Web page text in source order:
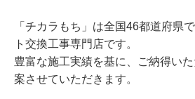
「チカラもち」は全国46都道府県
ト交換工事専門店です。
豊富な施工実績を基に、ご納得い
案させていただきます。